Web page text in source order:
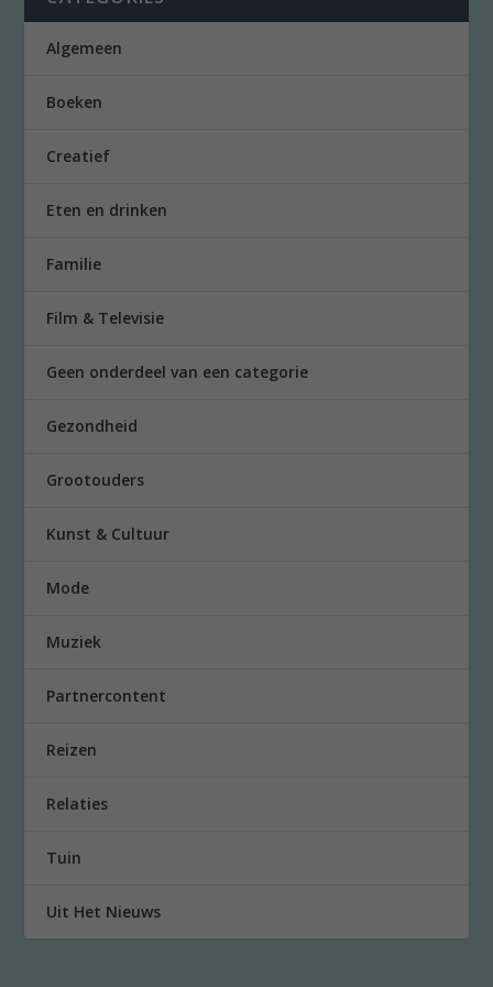
Algemeen
Boeken
Creatief
Eten en drinken
Familie
Film & Televisie
Geen onderdeel van een categorie
Gezondheid
Grootouders
Kunst & Cultuur
Mode
Muziek
Partnercontent
Reizen
Relaties
Tuin
Uit Het Nieuws